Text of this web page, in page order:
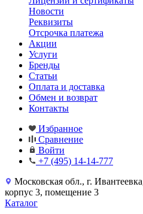
Новости
Реквизиты
Отсрочка платежа
Акции
Услуги
Бренды
Статьи
Оплата и доставка
Обмен и возврат
Контакты
Избранное
Сравнение
Войти
+7 (495) 14-14-777
Московская обл., г.
корпус 3, помещение 3
Каталог